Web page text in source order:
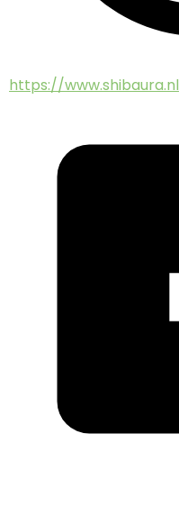
https://www.shibaura.nl